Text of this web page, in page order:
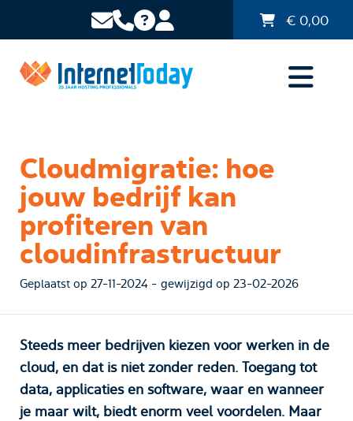
€ 0,00
Cloudmigratie: hoe
jouw bedrijf kan
profiteren van
cloudinfrastructuur
Geplaatst op 27-11-2024 - gewijzigd op 23-02-2026
Steeds meer bedrijven kiezen voor werken in de
cloud, en dat is niet zonder reden. Toegang tot
data, applicaties en software, waar en wanneer
je maar wilt, biedt enorm veel voordelen. Maar